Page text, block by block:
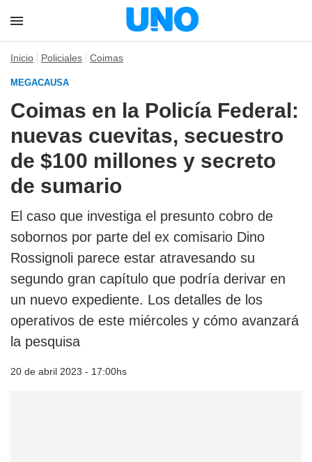
Inicio Policiales Coimas
MEGACAUSA
Coimas en la Policía Federal:
nuevas cuevitas, secuestro
de $100 millones y secreto
de sumario
El caso que investiga el presunto cobro de
sobornos por parte del ex comisario Dino
Rossignoli parece estar atravesando su
segundo gran capítulo que podría derivar en
un nuevo expediente. Los detalles de los
operativos de este miércoles y cómo avanzará
la pesquisa
20 de abril 2023 - 17:00hs